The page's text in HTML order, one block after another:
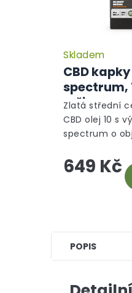
CBD
spectrum,
režim
Skladem
649 Kč
Zlatá střední
CBD olej 10 s
spectrum o
stravy, který
pomůže.
POPIS